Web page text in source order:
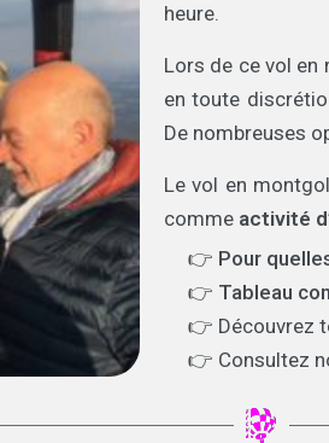
heure.
Lors de ce vol en
en toute
De nombreuses
Le vol en
comme activité
👉 Pour
👉 Tableau
👉 Découvrez
👉 Consultez